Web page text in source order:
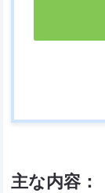
主な内容：